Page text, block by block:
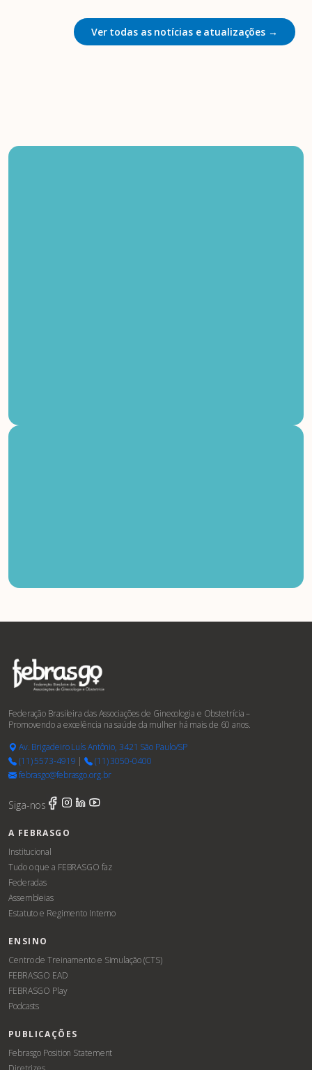
Ver todas as notícias e atualizações →
Federação Brasileira das Associações de Ginecologia e Obstetrícia –
Promovendo a excelência na saúde da mulher há mais de 60 anos.
Av. Brigadeiro Luís Antônio, 3421 São Paulo/SP
(11) 5573-4919 |
(11) 3050-0400
febrasgo@febrasgo.org.br
Siga-nos
A FEBRASGO
Institucional
Tudo o que a FEBRASGO faz
Federadas
Assembleias
Estatuto e Regimento Interno
ENSINO
Centro de Treinamento e Simulação (CTS)
FEBRASGO EAD
FEBRASGO Play
Podcasts
PUBLICAÇÕES
Febrasgo Position Statement